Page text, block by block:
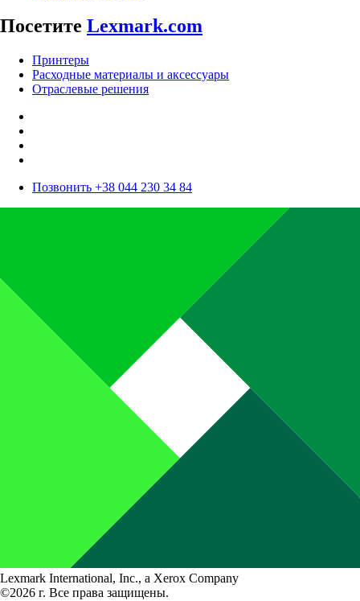
Посетите Lexmark.com
Принтеры
Расходные материалы и аксессуары
Отраслевые решения
Позвонить +38 044 230 34 84
Lexmark International, Inc., a Xerox Company
©2026 г. Все права защищены.